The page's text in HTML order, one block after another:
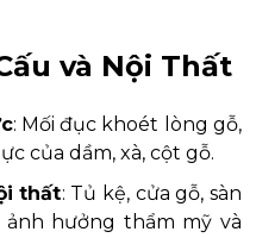
và Nội Thất
: Mối đục khoét lòng gỗ,
của dầm, xà, cột gỗ.
thất: Tủ kệ, cửa gỗ, sàn
hưởng thẩm mỹ và